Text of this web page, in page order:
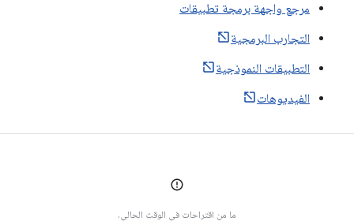
مرجع واجهة برمجة تطبيقات
التجارب البرمجية
التطبيقات النموذجية
الفيديوهات
ما من اقتراحات في الوقت الحالي.